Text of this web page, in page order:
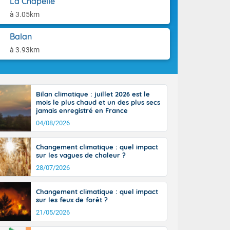
à 3.05km
Balan
à 3.93km
moins
25 à 30
35 degrés
jusque
la Corse.
Pyrénées,
marge de
de la
En soirée,
sur
22 à 24,
sur le
hors côtes
38 ou 39
Bilan climatique : juillet 2026 est le
mois le plus chaud et un des plus secs
jamais enregistré en France
04/08/2026
Changement climatique : quel impact
sur les vagues de chaleur ?
28/07/2026
Changement climatique : quel impact
sur les feux de forêt ?
21/05/2026